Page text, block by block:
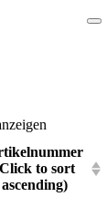
to sort
ascending)